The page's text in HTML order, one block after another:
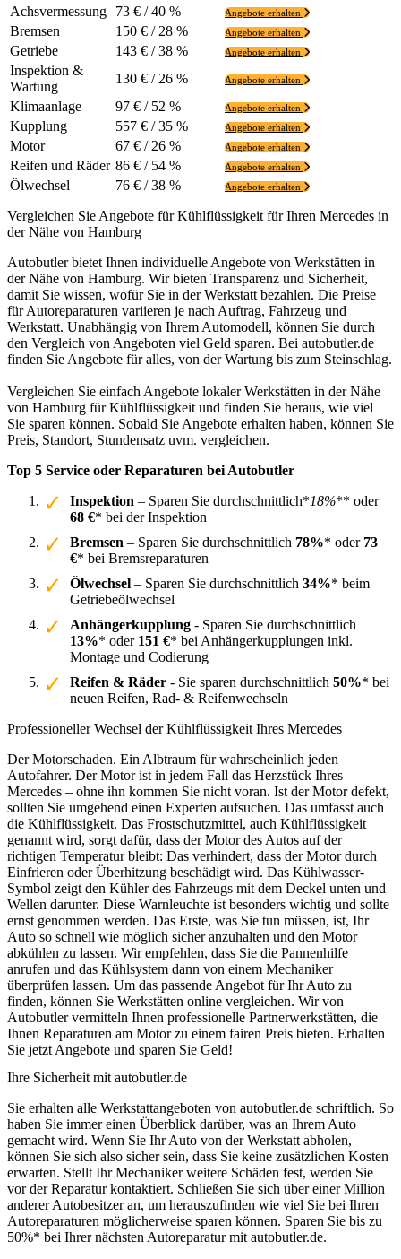
Achsvermessung
73 € / 40 % Angebote erhalten
Bremsen 150 € / 28 % Angebote erhalten
Getriebe 143 € / 38 % Angebote erhalten
Inspektion &
Wartung
130 € / 26 % Angebote erhalten
Klimaanlage 97 € / 52 % Angebote erhalten
Kupplung 557 € / 35 % Angebote erhalten
Motor 67 € / 26 % Angebote erhalten
Reifen und Räder 86 € / 54 % Angebote erhalten
Ölwechsel 76 € / 38 % Angebote erhalten
Vergleichen Sie Angebote für Kühlflüssigkeit für Ihren Mercedes in
der Nähe von Hamburg
Autobutler bietet Ihnen individuelle Angebote von Werkstätten in
der Nähe von Hamburg. Wir bieten Transparenz und Sicherheit,
damit Sie wissen, wofür Sie in der Werkstatt bezahlen. Die Preise
für Autoreparaturen variieren je nach Auftrag, Fahrzeug und
Werkstatt. Unabhängig von Ihrem Automodell, können Sie durch
den Vergleich von Angeboten viel Geld sparen. Bei autobutler.de
finden Sie Angebote für alles, von der Wartung bis zum Steinschlag.
Vergleichen Sie einfach Angebote lokaler Werkstätten in der Nähe
von Hamburg für Kühlflüssigkeit und finden Sie heraus, wie viel
Sie sparen können. Sobald Sie Angebote erhalten haben, können Sie
Preis, Standort, Stundensatz uvm. vergleichen.
Top 5 Service oder Reparaturen bei Autobutler
Inspektion – Sparen Sie durchschnittlich*18%** oder
68 €* bei der Inspektion
Bremsen – Sparen Sie durchschnittlich 78%* oder 73
€* bei Bremsreparaturen
Ölwechsel – Sparen Sie durchschnittlich 34%* beim
Getriebeölwechsel
Anhängerkupplung - Sparen Sie durchschnittlich
13%* oder 151 €* bei Anhängerkupplungen inkl.
Montage und Codierung
Reifen & Räder - Sie sparen durchschnittlich 50%* bei
neuen Reifen, Rad- & Reifenwechseln
Professioneller Wechsel der Kühlflüssigkeit Ihres Mercedes
Der Motorschaden. Ein Albtraum für wahrscheinlich jeden
Autofahrer. Der Motor ist in jedem Fall das Herzstück Ihres
Mercedes – ohne ihn kommen Sie nicht voran. Ist der Motor defekt,
sollten Sie umgehend einen Experten aufsuchen. Das umfasst auch
die Kühlflüssigkeit. Das Frostschutzmittel, auch Kühlflüssigkeit
genannt wird, sorgt dafür, dass der Motor des Autos auf der
richtigen Temperatur bleibt: Das verhindert, dass der Motor durch
Einfrieren oder Überhitzung beschädigt wird. Das Kühlwasser-
Symbol zeigt den Kühler des Fahrzeugs mit dem Deckel unten und
Wellen darunter. Diese Warnleuchte ist besonders wichtig und sollte
ernst genommen werden. Das Erste, was Sie tun müssen, ist, Ihr
Auto so schnell wie möglich sicher anzuhalten und den Motor
abkühlen zu lassen. Wir empfehlen, dass Sie die Pannenhilfe
anrufen und das Kühlsystem dann von einem Mechaniker
überprüfen lassen. Um das passende Angebot für Ihr Auto zu
finden, können Sie Werkstätten online vergleichen. Wir von
Autobutler vermitteln Ihnen professionelle Partnerwerkstätten, die
Ihnen Reparaturen am Motor zu einem fairen Preis bieten. Erhalten
Sie jetzt Angebote und sparen Sie Geld!
Ihre Sicherheit mit autobutler.de
Sie erhalten alle Werkstattangeboten von autobutler.de schriftlich. So
haben Sie immer einen Überblick darüber, was an Ihrem Auto
gemacht wird. Wenn Sie Ihr Auto von der Werkstatt abholen,
können Sie sich also sicher sein, dass Sie keine zusätzlichen Kosten
erwarten. Stellt Ihr Mechaniker weitere Schäden fest, werden Sie
vor der Reparatur kontaktiert. Schließen Sie sich über einer Million
anderer Autobesitzer an, um herauszufinden wie viel Sie bei Ihren
Autoreparaturen möglicherweise sparen können. Sparen Sie bis zu
50%* bei Ihrer nächsten Autoreparatur mit autobutler.de.